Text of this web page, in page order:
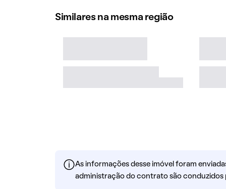
Similares na mesma região
As informações desse imóvel foram
administração do contrato são conduzidos